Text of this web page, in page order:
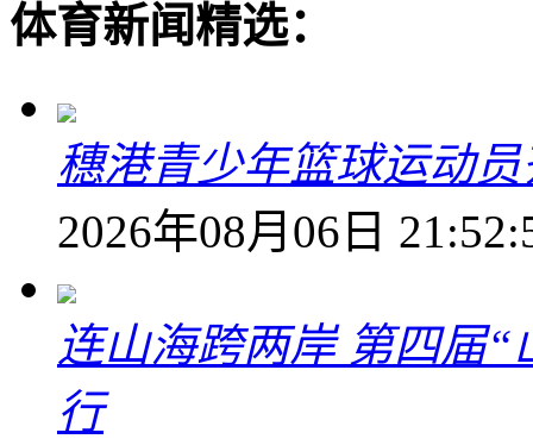
体育新闻精选：
穗港青少年篮球运动
2026年08月06日
连山海跨两岸 第四届
行